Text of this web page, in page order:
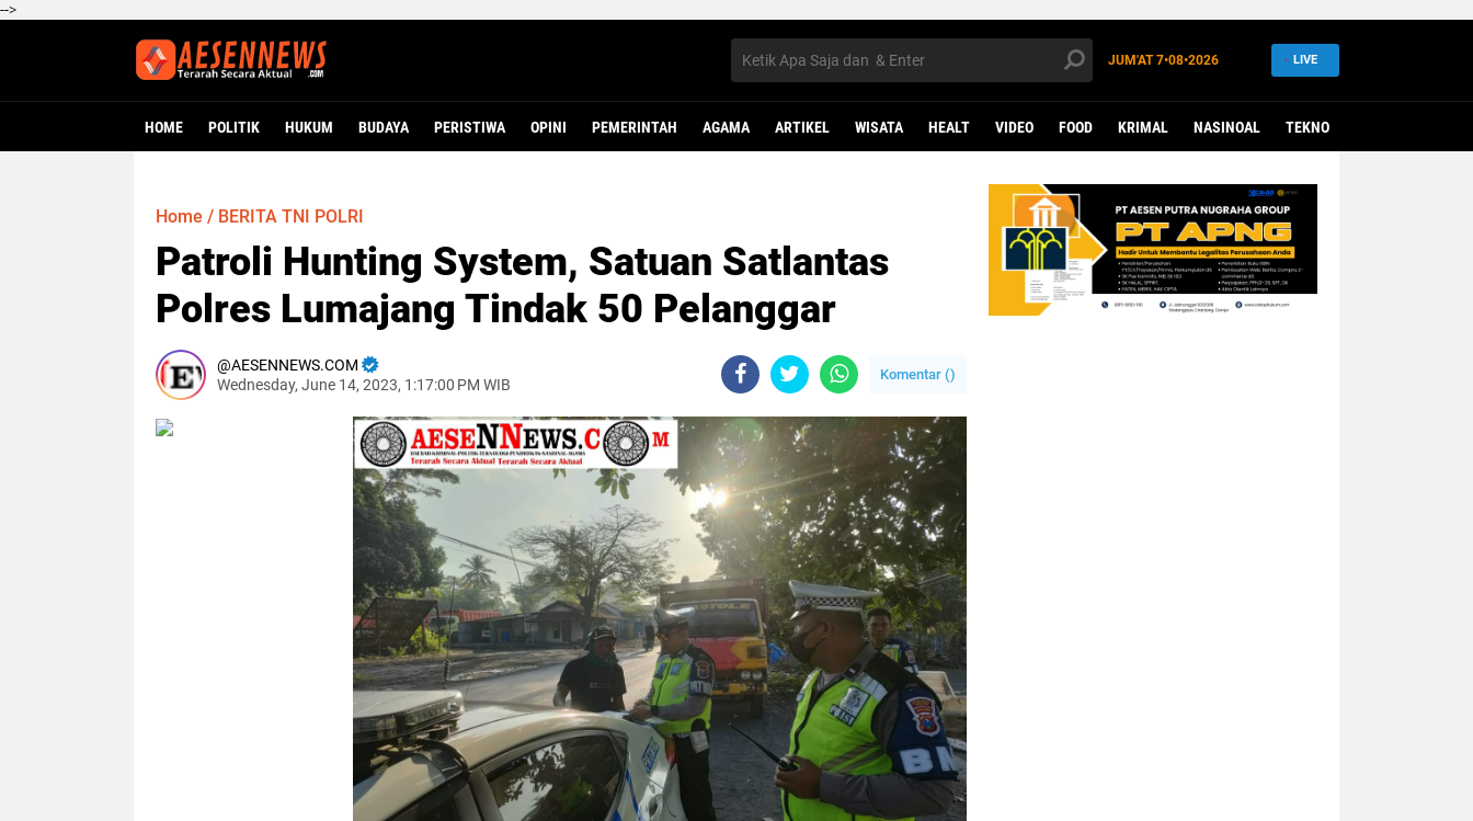
-->
JUM'AT7•08•2026 LIVE
HOME POLITIK HUKUM BUDAYA PERISTIWA OPINI PEMERINTAH AGAMA ARTIKEL WISATA HEALT VIDEO FOOD KRIMAL NASINOAL TEKNO
Home / BERITA TNI POLRI
Patroli Hunting System, Satuan Satlantas
Polres Lumajang Tindak 50 Pelanggar
AESENNEWS.COM
Wednesday, June 14, 2023, 1:17:00 PM WIB
Komentar ()